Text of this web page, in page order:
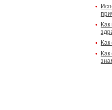
Как